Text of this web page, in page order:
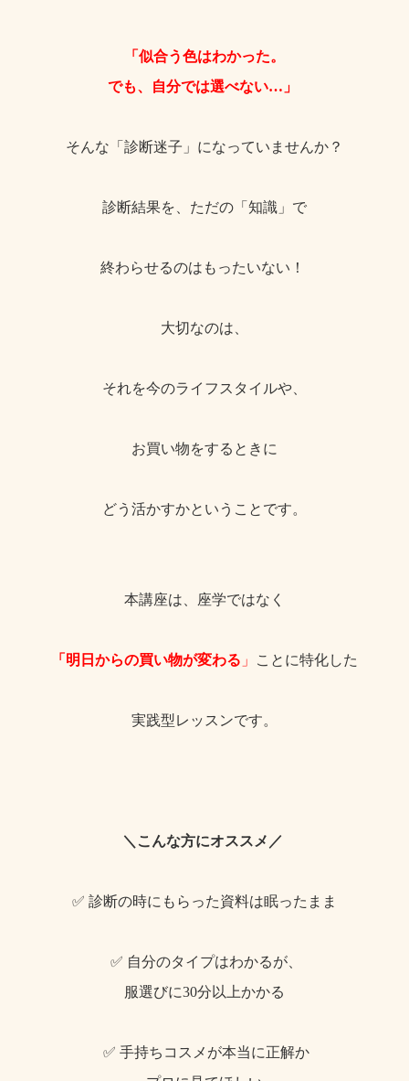
「似合う色はわかった。
でも、自分では選べない…」
そんな「診断迷子」になっていませんか？
診断結果を、ただの「知識」で
終わらせるのはもったいない！
大切なのは、
それを今のライフスタイルや、
お買い物をするときに
どう活かすかということです。
本講座は、座学ではなく
「明日からの買い物が変わる 」 ことに特化した
実践型レッスンです。
＼こんな方にオススメ／
✅ 診断の時にもらった資料は眠ったまま
✅ 自分のタイプはわかるが、
服選びに30分以上かかる
✅ 手持ちコスメが本当に正解か